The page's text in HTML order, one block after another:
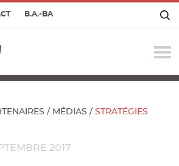
B.A.-BA
le
/ MÉDIAS / STRATÉGIES
2017